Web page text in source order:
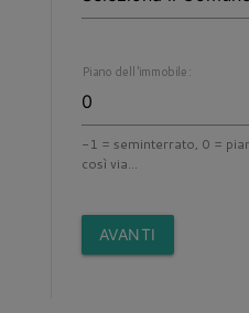
Piano dell'immobile:
-1 = seminterrato, 0 =
così via...
AVANTI